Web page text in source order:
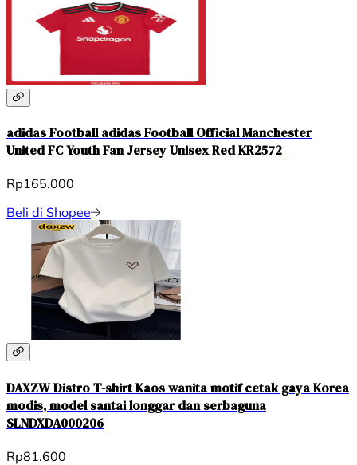
adidas Football adidas Football Official Manchester
United FC Youth Fan Jersey Unisex Red KR2572
Rp165.000
Beli di Shopee
DAXZW Distro T-shirt Kaos wanita motif cetak gaya Korea
modis, model santai longgar dan serbaguna
SLNDXDA000206
Rp81.600